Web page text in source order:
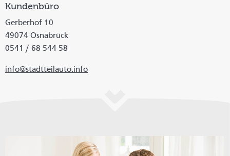
Kundenbüro
Gerberhof 10
49074 Osnabrück
0541 / 68 544 58
info@stadtteilauto.info